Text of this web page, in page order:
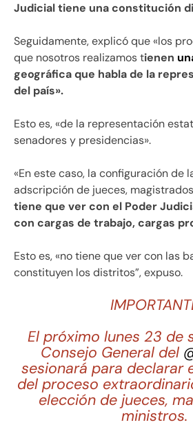
Judicial tiene una constitución
Seguidamente, explicó que «los
que nosotros realizamos tienen
geográfica que habla de la
del país».
Esto es, «de la representación
senadores y presidencias».
«En este caso, la configuración de
adscripción de jueces,
tiene que ver con el Poder
con cargas de trabajo, cargas
Esto es, «no tiene que ver con las
constituyen los distritos”, expuso.
El próximo lunes 23 de
Consejo General del
sesionará para declarar
del proceso
elección de jueces,
ministros.